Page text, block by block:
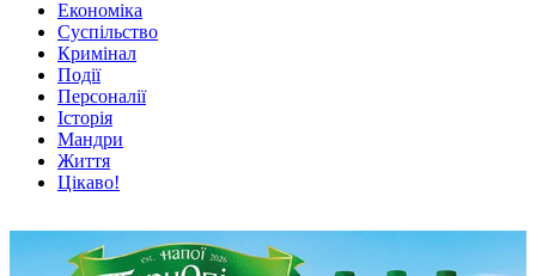
Економіка
Суспільство
Кримінал
Події
Персоналії
Історія
Мандри
Життя
Цікаво!